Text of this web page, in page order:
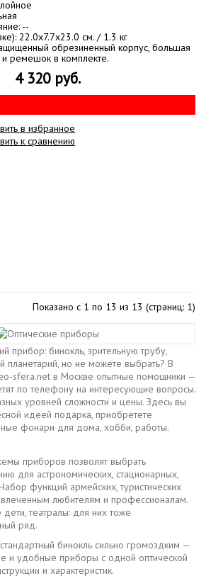
--
22.0x7.7x23.0 см. / 1.3 кг
обрезиненный корпус, большая
и ремешок в комплекте.
4 320 руб.
в избранное
к сравнению
Показано с 1 по 13 из 13 (страниц: 1)
прибор: бинокль, зрительную трубу,
планетарий, но не можете выбрать? В
sfera.net в Москве опытные помощники —
по телефону на интересующие вопросы.
уровней сложности и цены. Здесь вы
идеей подарка, приобретете
фонари для дома, хобби, работы.
приборов позволят выбрать
для астрономических, стационарных,
функций армейских, туристических
любителям и профессионалам.
дети, театралы: для них тоже
ряд.
стандартный бинокль сильно громоздким —
и удобные приборы с одной оптической
и характеристик.